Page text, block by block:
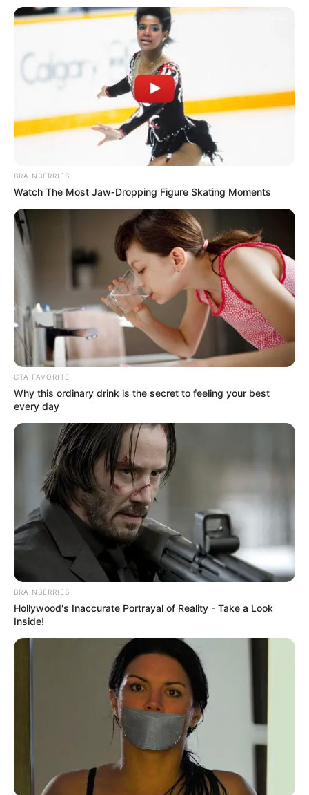
BRAINBERRIES
Watch The Most Jaw‑Dropping Figure Skating Moments
CTA FAVORITE
Why this ordinary drink is the secret to feeling your best
every day
BRAINBERRIES
Hollywood's Inaccurate Portrayal of Reality - Take a Look
Inside!